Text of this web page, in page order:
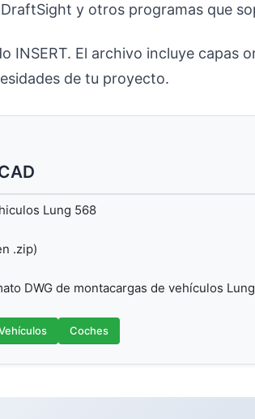
y otros programas que
INSERT. El archivo incluye capas
de tu proyecto.
Lung 568
.zip)
DWG de montacargas de vehículos
Coches